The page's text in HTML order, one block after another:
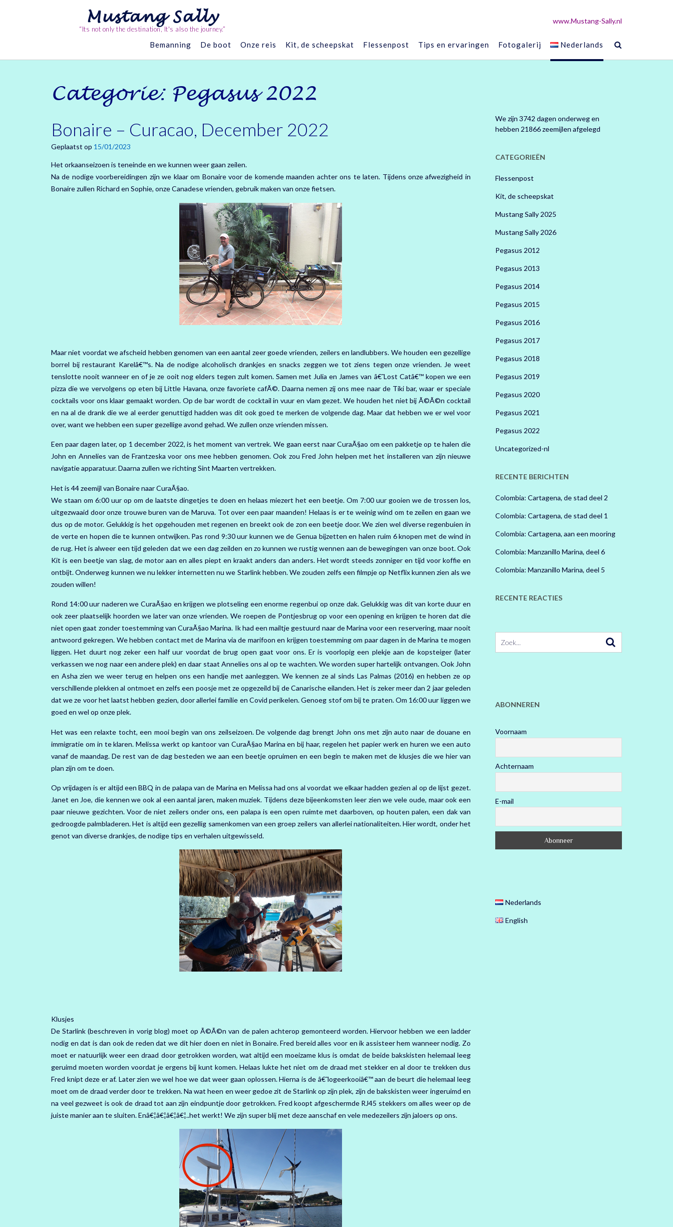
Mustang Sally
“Its not only the destination, It's also the journey.”
www.Mustang-Sally.nl
Bemanning De boot Onze reis Kit, de scheepskat Flessenpost Tips en ervaringen Fotogalerij Nederlands
Categorie: Pegasus 2022
Bonaire – Curacao, December 2022
Geplaatst op 15/01/2023
Het orkaanseizoen is teneinde en we kunnen weer gaan zeilen.
Na de nodige voorbereidingen zijn we klaar om Bonaire voor de komende maanden achter ons te laten. Tijdens onze afwezigheid in
Bonaire zullen Richard en Sophie, onze Canadese vrienden, gebruik maken van onze fietsen.
Maar niet voordat we afscheid hebben genomen van een aantal zeer goede vrienden, zeilers en landlubbers. We houden een gezellige
borrel bij restaurant Karelâ€™s. Na de nodige alcoholisch drankjes en snacks zeggen we tot ziens tegen onze vrienden. Je weet
tenslotte nooit wanneer en of je ze ooit nog elders tegen zult komen. Samen met Julia en James van â€˜Lost Catâ€™ kopen we een
pizza die we vervolgens op eten bij Little Havana, onze favoriete cafÃ©. Daarna nemen zij ons mee naar de Tiki bar, waar er speciale
cocktails voor ons klaar gemaakt worden. Op de bar wordt de cocktail in vuur en vlam gezet. We houden het niet bij Ã©Ã©n cocktail
en na al de drank die we al eerder genuttigd hadden was dit ook goed te merken de volgende dag. Maar dat hebben we er wel voor
over, want we hebben een super gezellige avond gehad. We zullen onze vrienden missen.
Een paar dagen later, op 1 december 2022, is het moment van vertrek. We gaan eerst naar CuraÃ§ao om een pakketje op te halen die
John en Annelies van de Frantzeska voor ons mee hebben genomen. Ook zou Fred John helpen met het installeren van zijn nieuwe
navigatie apparatuur. Daarna zullen we richting Sint Maarten vertrekken.
Het is 44 zeemijl van Bonaire naar CuraÃ§ao.
We staan om 6:00 uur op om de laatste dingetjes te doen en helaas miezert het een beetje. Om 7:00 uur gooien we de trossen los,
uitgezwaaid door onze trouwe buren van de Maruva. Tot over een paar maanden! Helaas is er te weinig wind om te zeilen en gaan we
dus op de motor. Gelukkig is het opgehouden met regenen en breekt ook de zon een beetje door. We zien wel diverse regenbuien in
de verte en hopen die te kunnen ontwijken. Pas rond 9:30 uur kunnen we de Genua bijzetten en halen ruim 6 knopen met de wind in
de rug. Het is alweer een tijd geleden dat we een dag zeilden en zo kunnen we rustig wennen aan de bewegingen van onze boot. Ook
Kit is een beetje van slag, de motor aan en alles piept en kraakt anders dan anders. Het wordt steeds zonniger en tijd voor koffie en
ontbijt. Onderweg kunnen we nu lekker internetten nu we Starlink hebben. We zouden zelfs een filmpje op Netflix kunnen zien als we
zouden willen!
Rond 14:00 uur naderen we CuraÃ§ao en krijgen we plotseling een enorme regenbui op onze dak. Gelukkig was dit van korte duur en
ook zeer plaatselijk hoorden we later van onze vrienden. We roepen de Pontjesbrug op voor een opening en krijgen te horen dat die
niet open gaat zonder toestemming van CuraÃ§ao Marina. Ik had een mailtje gestuurd naar de Marina voor een reservering, maar nooit
antwoord gekregen. We hebben contact met de Marina via de marifoon en krijgen toestemming om paar dagen in de Marina te mogen
liggen. Het duurt nog zeker een half uur voordat de brug open gaat voor ons. Er is voorlopig een plekje aan de kopsteiger (later
verkassen we nog naar een andere plek) en daar staat Annelies ons al op te wachten. We worden super hartelijk ontvangen. Ook John
en Asha zien we weer terug en helpen ons een handje met aanleggen. We kennen ze al sinds Las Palmas (2016) en hebben ze op
verschillende plekken al ontmoet en zelfs een poosje met ze opgezeild bij de Canarische eilanden. Het is zeker meer dan 2 jaar geleden
dat we ze voor het laatst hebben gezien, door allerlei familie en Covid perikelen. Genoeg stof om bij te praten. Om 16:00 uur liggen we
goed en wel op onze plek.
Het was een relaxte tocht, een mooi begin van ons zeilseizoen. De volgende dag brengt John ons met zijn auto naar de douane en
immigratie om in te klaren. Melissa werkt op kantoor van CuraÃ§ao Marina en bij haar, regelen het papier werk en huren we een auto
vanaf de maandag. De rest van de dag besteden we aan een beetje opruimen en een begin te maken met de klusjes die we hier van
plan zijn om te doen.
Op vrijdagen is er altijd een BBQ in de palapa van de Marina en Melissa had ons al voordat we elkaar hadden gezien al op de lijst gezet.
Janet en Joe, die kennen we ook al een aantal jaren, maken muziek. Tijdens deze bijeenkomsten leer zien we vele oude, maar ook een
paar nieuwe gezichten. Voor de niet zeilers onder ons, een palapa is een open ruimte met daarboven, op houten palen, een dak van
gedroogde palmbladeren. Het is altijd een gezellig samenkomen van een groep zeilers van allerlei nationaliteiten. Hier wordt, onder het
genot van diverse drankjes, de nodige tips en verhalen uitgewisseld.
Klusjes
De Starlink (beschreven in vorig blog) moet op Ã©Ã©n van de palen achterop gemonteerd worden. Hiervoor hebben we een ladder
nodig en dat is dan ook de reden dat we dit hier doen en niet in Bonaire. Fred bereid alles voor en ik assisteer hem wanneer nodig. Zo
moet er natuurlijk weer een draad door getrokken worden, wat altijd een moeizame klus is omdat de beide bakskisten helemaal leeg
geruimd moeten worden voordat je ergens bij kunt komen. Helaas lukte het niet om de draad met stekker en al door te trekken dus
Fred knipt deze er af. Later zien we wel hoe we dat weer gaan oplossen. Hierna is de â€˜logeerkooiâ€™ aan de beurt die helemaal leeg
moet om de draad verder door te trekken. Na wat heen en weer gedoe zit de Starlink op zijn plek, zijn de bakskisten weer ingeruimd en
na veel gezweet is ook de draad tot aan zijn eindpuntje door getrokken. Fred koopt afgeschermde RJ45 stekkers om alles weer op de
juiste manier aan te sluiten. Enâ€¦â€¦â€¦â€¦..het werkt! We zijn super blij met deze aanschaf en vele medezeilers zijn jaloers op ons.
We zijn 3742 dagen onderweg en
hebben 21866 zeemijlen afgelegd
CATEGORIEËN
Flessenpost
Kit, de scheepskat
Mustang Sally 2025
Mustang Sally 2026
Pegasus 2012
Pegasus 2013
Pegasus 2014
Pegasus 2015
Pegasus 2016
Pegasus 2017
Pegasus 2018
Pegasus 2019
Pegasus 2020
Pegasus 2021
Pegasus 2022
Uncategorized-nl
RECENTE BERICHTEN
Colombia: Cartagena, de stad deel 2
Colombia: Cartagena, de stad deel 1
Colombia: Cartagena, aan een mooring
Colombia: Manzanillo Marina, deel 6
Colombia: Manzanillo Marina, deel 5
RECENTE REACTIES
ABONNEREN
Voornaam
Achternaam
E-mail
Nederlands
English